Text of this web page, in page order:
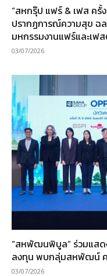
“สหกรุ๊ป แฟร์ & เฟส ครั้
ปรากฏการณ์ความสุข ฉ
มหกรรมงานแฟร์และเฟ
03/07/2026
“สหพัฒนพิบูล” ร่วมแสด
ลงทุน พบกลุ่มสหพัฒน์ ค
03/07/2026